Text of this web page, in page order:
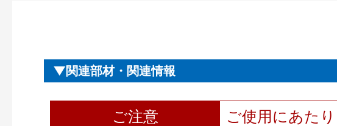
関連部材・関連情報
ご注意 ご使用にあた